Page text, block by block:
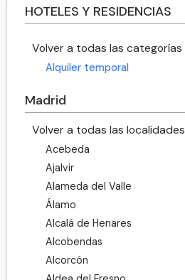
HOTELES Y RESIDENCIAS
Volver a todas las categorías
Alquiler temporal
Madrid
Volver a todas las localidades
Acebeda
Ajalvir
Alameda del Valle
Álamo
Alcalá de Henares
Alcobendas
Alcorcón